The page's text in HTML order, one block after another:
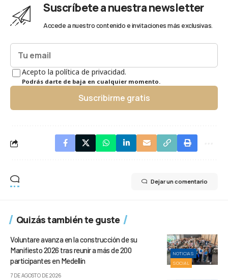
Suscríbete a nuestra newsletter
Accede a nuestro contenido e invitaciones más exclusivas.
Acepto la política de privacidad.
Podrás darte de baja en cualquier momento.
Suscribirme gratis
Dejar un comentario
Quizás también te guste
NOTICIAS
SOCIAL
Voluntare avanza en la construcción de su
Manifiesto 2026 tras reunir a más de 200
participantes en Medellín
7 DE AGOSTO DE 2026